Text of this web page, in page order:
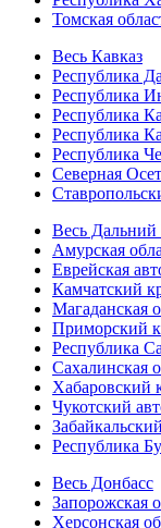
Томская
Весь Кавказ
Республика
Республика
Республика
Республика
Республика
Северная
Весь Дальний
Амурская
Еврейская
Камчатский
Магаданская
Приморский
Республика
Сахалинская
Хабаровский
Чукотский
Республика
Весь Донбасс
Запорожская
Херсонская